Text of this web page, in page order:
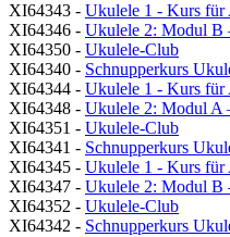
XI64343 - Ukulele 1 - Kurs für
XI64346 - Ukulele 2: Modul B
XI64350 - Ukulele-Club
XI64340 - Schnupperkurs
XI64344 - Ukulele 1 - Kurs für
XI64348 - Ukulele 2: Modul A
XI64351 - Ukulele-Club
XI64341 - Schnupperkurs
XI64345 - Ukulele 1 - Kurs für
XI64347 - Ukulele 2: Modul B
XI64352 - Ukulele-Club
XI64342 - Schnupperkurs